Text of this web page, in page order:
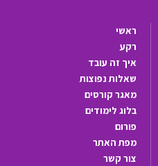
ראשי
רקע
איך זה עובד
שאלות נפוצות
מאגר קורסים
בלוג לימודים
פורום
מפת האתר
צור קשר